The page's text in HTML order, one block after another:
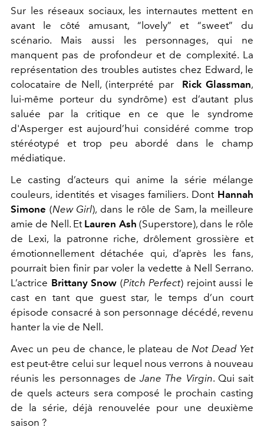
Sur les réseaux sociaux, les internautes mettent en
avant le côté amusant, “lovely” et “sweet” du
scénario. Mais aussi les personnages, qui ne
manquent pas de profondeur et de complexité. La
représentation des troubles autistes chez Edward, le
colocataire de Nell, (interprété par Rick Glassman,
lui-même porteur du syndrôme) est d’autant plus
saluée par la critique en ce que le syndrome
d'Asperger est aujourd’hui considéré comme trop
stéréotypé et trop peu abordé dans le champ
médiatique.
Le casting d’acteurs qui anime la série mélange
couleurs, identités et visages familiers. Dont Hannah
Simone (New Girl), dans le rôle de Sam, la meilleure
amie de Nell. Et Lauren Ash (Superstore), dans le rôle
de Lexi, la patronne riche, drôlement grossière et
émotionnellement détachée qui, d’après les fans,
pourrait bien finir par voler la vedette à Nell Serrano.
L’actrice Brittany Snow (Pitch Perfect) rejoint aussi le
cast en tant que guest star, le temps d’un court
épisode consacré à son personnage décédé, revenu
hanter la vie de Nell.
Avec un peu de chance, le plateau de Not Dead Yet
est peut-être celui sur lequel nous verrons à nouveau
réunis les personnages de Jane The Virgin. Qui sait
de quels acteurs sera composé le prochain casting
de la série, déjà renouvelée pour une deuxième
saison ?